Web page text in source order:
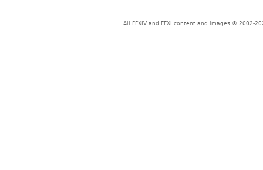
All FFXIV and FFXI content and images © 2002-